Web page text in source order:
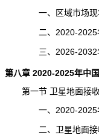
一、区域市场现
二、2020-2025年卫
三、2026-2032年
第八章 2020-2025年中
第一节 卫星地面接收
一、2020-2025年
二、卫星地面接收